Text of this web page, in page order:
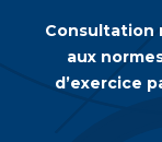
Consultation
aux
d’exercice